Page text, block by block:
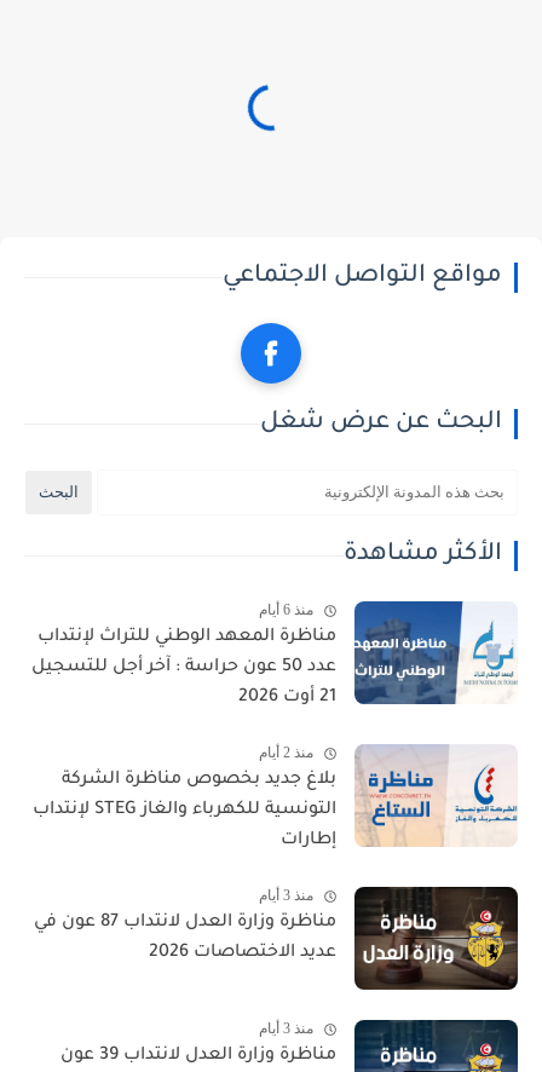
مواقع التواصل الاجتماعي
البحث عن عرض شغل
الأكثر مشاهدة
منذ 6 أيام
مناظرة المعهد الوطني للتراث لإنتداب
عدد 50 عون حراسة : آخر أجل للتسجيل
21 أوت 2026
منذ 2 أيام
بلاغ جديد بخصوص مناظرة الشركة
التونسية للكهرباء والغاز STEG لإنتداب
إطارات
منذ 3 أيام
مناظرة وزارة العدل لانتداب 87 عون في
عديد الاختصاصات 2026
منذ 3 أيام
مناظرة وزارة العدل لانتداب 39 عون